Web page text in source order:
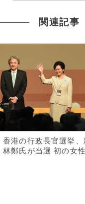
関連記事
香港の行政長官選挙、
林鄭氏が当選 初の女性